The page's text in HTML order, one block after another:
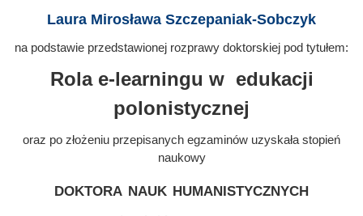
Laura Mirosława Szczepaniak-Sobczyk
na podstawie przedstawionej rozprawy doktorskiej pod tytułem:
Rola e-learningu w edukacji
polonistycznej
oraz po złożeniu przepisanych egzaminów uzyskała stopień
naukowy
doktora nauk humanistycznych